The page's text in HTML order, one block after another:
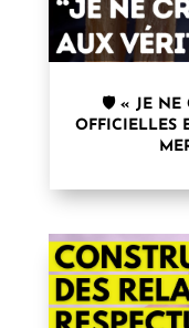
🛡️ « JE NE
OFFICIELLES